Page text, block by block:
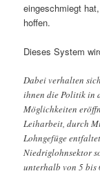
eingeschmiegt
hoffen.
Dieses System
Dabei verhalten
ihnen die Politik in
Möglichkeiten
Leiharbeit, durch
Lohngefüge
Niedriglohnsektor
unterhalb von 5 bis